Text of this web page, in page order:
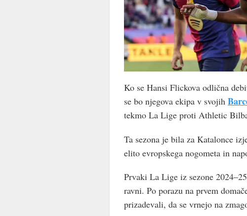
Ko se Hansi Flickova odlična
se bo njegova ekipa v svojih
tekmo La Lige proti Athletic
Ta sezona je bila za Katalonce
elito evropskega nogometa in
Prvaki La Lige iz sezone
ravni. Po porazu na prvem
prizadevali, da se vrnejo na